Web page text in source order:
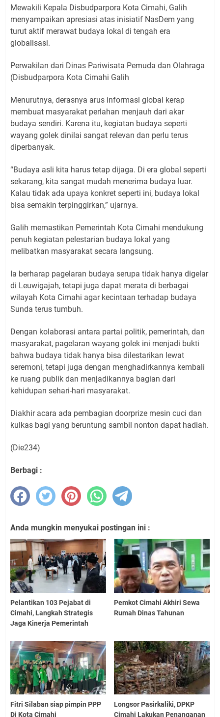
Mewakili Kepala Disbudparpora Kota Cimahi, Galih
menyampaikan apresiasi atas inisiatif NasDem yang
turut aktif merawat budaya lokal di tengah era
globalisasi.
Perwakilan dari Dinas Pariwisata Pemuda dan Olahraga
(Disbudparpora Kota Cimahi Galih
Menurutnya, derasnya arus informasi global kerap
membuat masyarakat perlahan menjauh dari akar
budaya sendiri. Karena itu, kegiatan budaya seperti
wayang golek dinilai sangat relevan dan perlu terus
diperbanyak.
“Budaya asli kita harus tetap dijaga. Di era global seperti
sekarang, kita sangat mudah menerima budaya luar.
Kalau tidak ada upaya konkret seperti ini, budaya lokal
bisa semakin terpinggirkan,” ujarnya.
Galih memastikan Pemerintah Kota Cimahi mendukung
penuh kegiatan pelestarian budaya lokal yang
melibatkan masyarakat secara langsung.
Ia berharap pagelaran budaya serupa tidak hanya digelar
di Leuwigajah, tetapi juga dapat merata di berbagai
wilayah Kota Cimahi agar kecintaan terhadap budaya
Sunda terus tumbuh.
Dengan kolaborasi antara partai politik, pemerintah, dan
masyarakat, pagelaran wayang golek ini menjadi bukti
bahwa budaya tidak hanya bisa dilestarikan lewat
seremoni, tetapi juga dengan menghadirkannya kembali
ke ruang publik dan menjadikannya bagian dari
kehidupan sehari-hari masyarakat.
Diakhir acara ada pembagian doorprize mesin cuci dan
kulkas bagi yang beruntung sambil nonton dapat hadiah.
(Die234)
Berbagi :
Anda mungkin menyukai postingan ini :
Pelantikan 103 Pejabat di
Cimahi, Langkah Strategis
Jaga Kinerja Pemerintah
Pemkot Cimahi Akhiri Sewa
Rumah Dinas Tahunan
Fitri Silaban siap pimpin PPP
Di Kota Cimahi
Longsor Pasirkaliki, DPKP
Cimahi Lakukan Penanganan